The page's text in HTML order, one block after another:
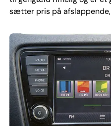
sætter pris på